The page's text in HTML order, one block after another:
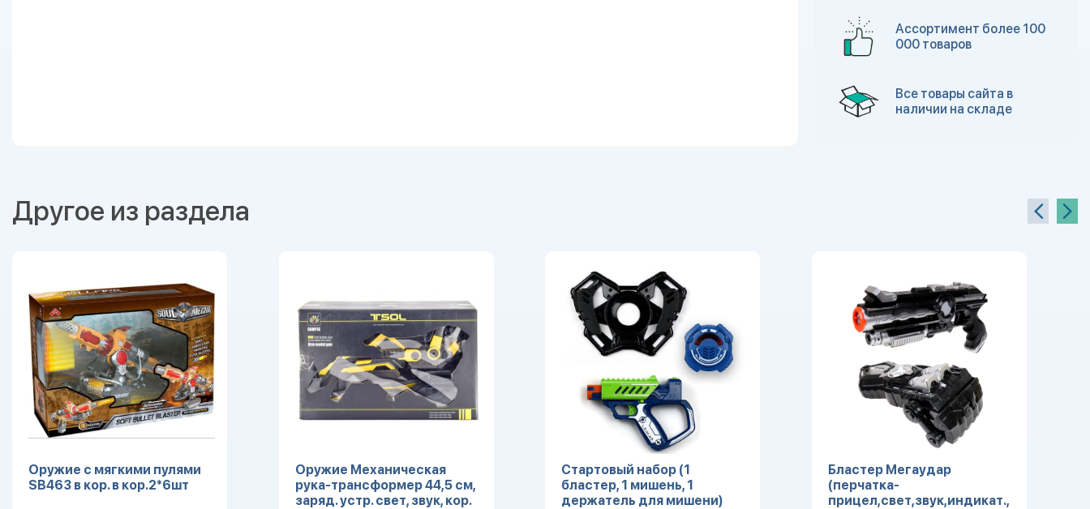
Ассортимент более 100
000 товаров
Все товары сайта в
наличии на складе
Другое из раздела
Оружие с мягкими пулями
SB463 в кор. в кор.2*6шт
Оружие Механическая
рука-трансформер 44,5 см,
заряд. устр. свет, звук, кор.
Стартовый набор (1
бластер, 1 мишень, 1
держатель для мишени)
Бластер Мегаудар
(перчатка-
прицел,свет,звук,индикат.,бат.